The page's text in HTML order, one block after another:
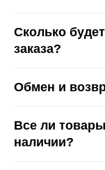
Сколько
заказа?
Обмен и
Все ли
наличии?